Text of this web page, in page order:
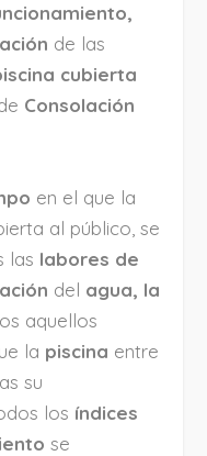
de las
cubierta
Consolación
en el que la
al público, se
las labores de
del agua, la
aquellos
la piscina entre
su
los índices
se